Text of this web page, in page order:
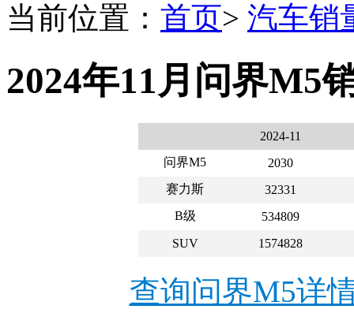
当前位置： 首页> 汽车销
2024年11月问界M5
2024-11
问界M5
2030
赛力斯
32331
B级
534809
SUV
1574828
查询问界M5详